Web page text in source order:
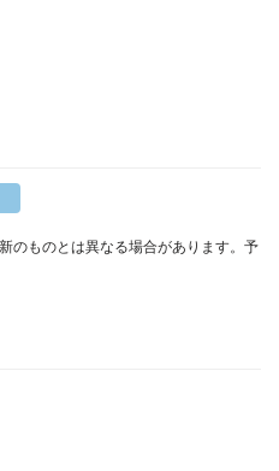
のものとは異なる場合があります。予